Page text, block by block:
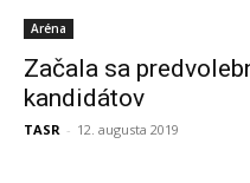
Aréna
Začala sa
kandidátov
TASR - 12. augusta 2019